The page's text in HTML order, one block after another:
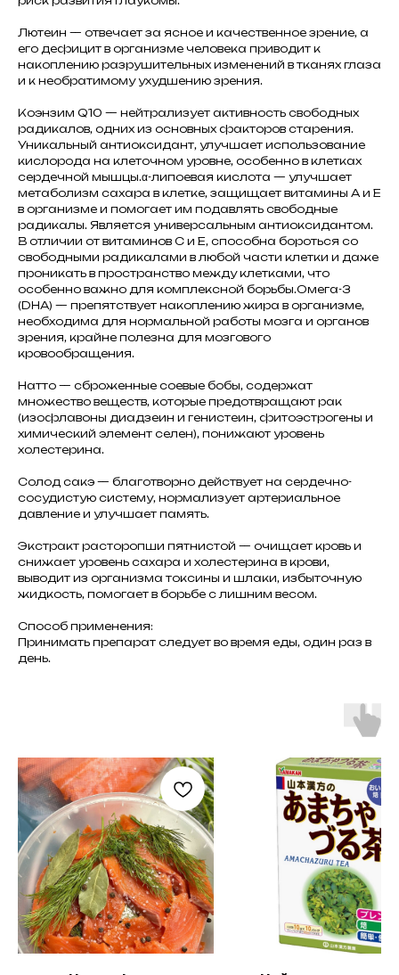
Лютеин — отвечает за ясное и качественное зрение, а
его дефицит в организме человека приводит к
накоплению разрушительных изменений в тканях глаза
и к необратимому ухудшению зрения.
Коэнзим Q10 — нейтрализует активность свободных
радикалов, одних из основных факторов старения.
Уникальный антиоксидант, улучшает использование
кислорода на клеточном уровне, особенно в клетках
сердечной мышцы.α-липоевая кислота — улучшает
метаболизм сахара в клетке, защищает витамины А и Е
в организме и помогает им подавлять свободные
радикалы. Является универсальным антиоксидантом.
В отличии от витаминов С и Е, способна бороться со
свободными радикалами в любой части клетки и даже
проникать в пространство между клетками, что
особенно важно для комплексной борьбы.Омега-3
(DHA) — препятствует накоплению жира в организме,
необходима для нормальной работы мозга и органов
зрения, крайне полезна для мозгового
кровообращения.
Натто — сброженные соевые бобы, содержат
множество веществ, которые предотвращают рак
(изофлавоны диадзеин и генистеин, фитоэстрогены и
химический элемент селен), понижают уровень
холестерина.
Солод сакэ — благотворно действует на сердечно-
сосудистую систему, нормализует артериальное
давление и улучшает память.
Экстракт расторопши пятнистой — очищает кровь и
снижает уровень сахара и холестерина в крови,
выводит из организма токсины и шлаки, избыточную
жидкость, помогает в борьбе с лишним весом.
Способ применения:
Принимать препарат следует во время еды, один раз в
день.